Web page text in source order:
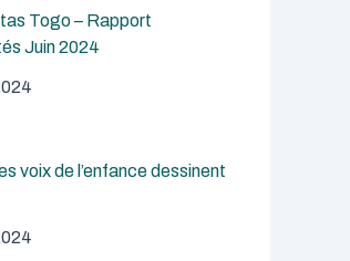
Togo – Rapport
Juin 2024
voix de l’enfance dessinent